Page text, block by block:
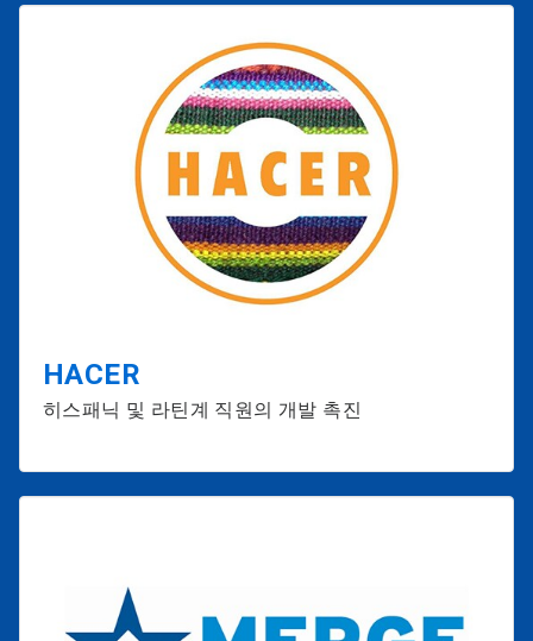
HACER
히스패닉 및 라틴계 직원의 개발 촉진